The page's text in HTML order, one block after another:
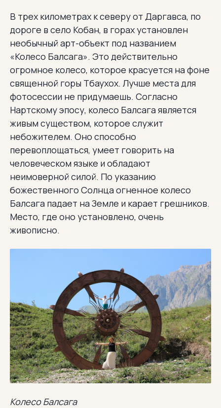
В трех километрах к северу от Даргавса, по
дороге в село Кобан, в горах установлен
необычный арт-объект под названием
«Колесо Балсага». Это действительно
огромное колесо, которое красуется на фоне
священной горы Тбаухох. Лучше места для
фотосессии не придумаешь. Согласно
Нартскому эпосу, колесо Балсага является
живым существом, которое служит
небожителем. Оно способно
перевоплощаться, умеет говорить на
человеческом языке и обладают
неимоверной силой. По указанию
божественного Солнца огненное колесо
Балсага падает на Земле и карает грешников.
Место, где оно установлено, очень
живописно.
Колесо Балсага